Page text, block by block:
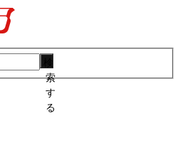
索
す
る